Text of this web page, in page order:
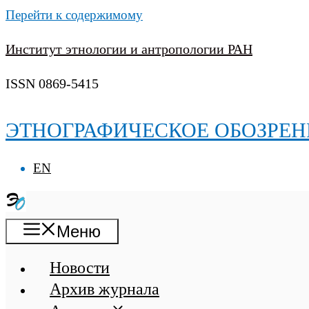
Перейти к содержимому
Институт этнологии и антропологии РАН
ISSN 0869-5415
ЭТНОГРАФИЧЕСКОЕ
EN
Меню
Новости
Архив журнала